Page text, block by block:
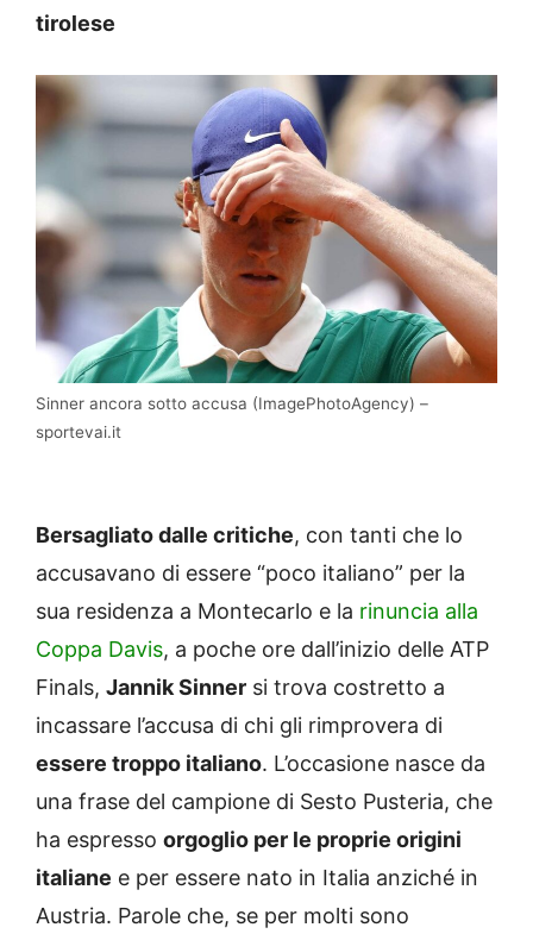
tirolese
Sinner ancora sotto accusa (ImagePhotoAgency) –
sportevai.it
Bersagliato dalle critiche, con tanti che lo
accusavano di essere “poco italiano” per la
sua residenza a Montecarlo e la rinuncia alla
Coppa Davis, a poche ore dall’inizio delle ATP
Finals, Jannik Sinner si trova costretto a
incassare l’accusa di chi gli rimprovera di
essere troppo italiano. L’occasione nasce da
una frase del campione di Sesto Pusteria, che
ha espresso orgoglio per le proprie origini
italiane e per essere nato in Italia anziché in
Austria. Parole che, se per molti sono